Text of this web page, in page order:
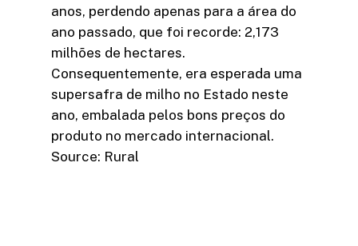
anos, perdendo apenas para a área do
ano passado, que foi recorde: 2,173
milhões de hectares.
Consequentemente, era esperada uma
supersafra de milho no Estado neste
ano, embalada pelos bons preços do
produto no mercado internacional.
Source: Rural